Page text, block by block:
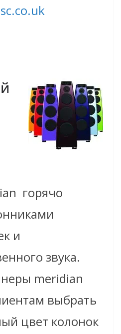
горячо
и
звука.
meridian
выбрать
цвет колонок